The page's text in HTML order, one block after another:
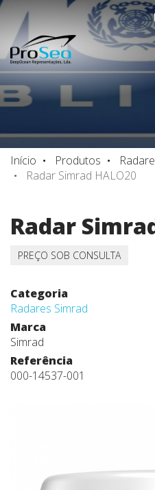
Início Produtos
Radar Simrad HALO20
Radar
PREÇO SOB CONSULTA
Categoria
Radares Simrad
Marca
Simrad
Referência
000-14537-001